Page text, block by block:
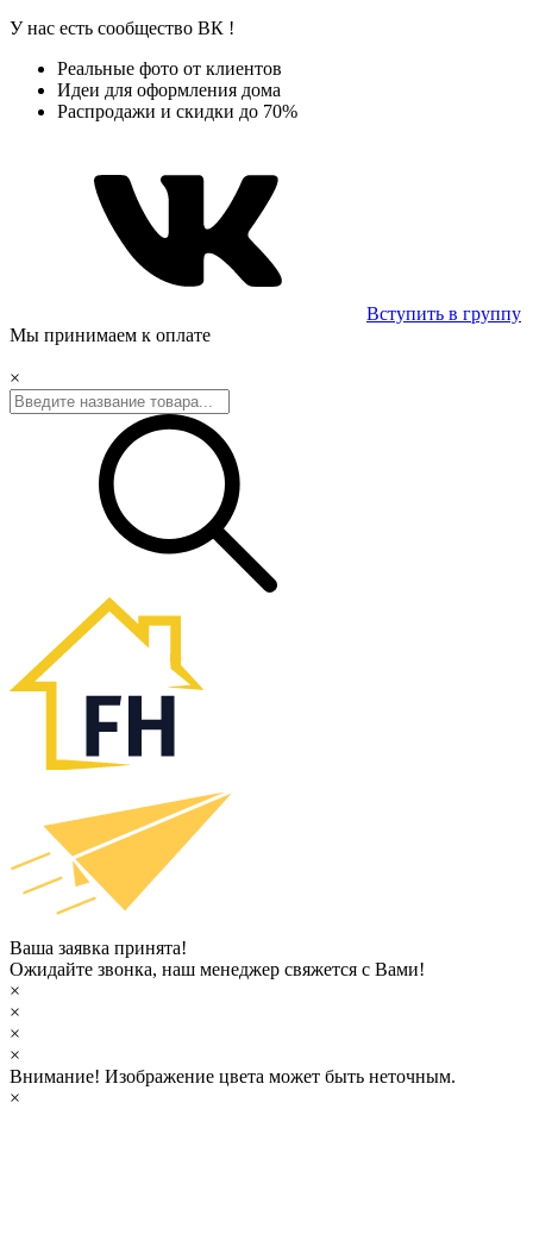
У нас есть сообщество ВК !
Реальные фото от клиентов
Идеи для оформления дома
Распродажи и скидки до 70%
Вступить в группу
Мы принимаем к оплате
×
Ваша заявка принята!
Ожидайте звонка, наш менеджер свяжется с Вами!
×
×
×
×
Внимание! Изображение цвета может быть неточным.
×